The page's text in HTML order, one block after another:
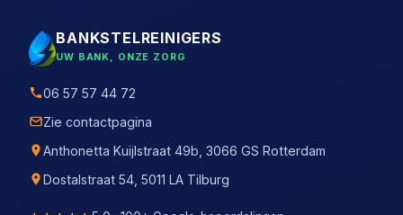
BANKSTELREINIGERS
UW BANK, ONZE ZORG
06 57 57 44 72
Zie contactpagina
Anthonetta Kuijlstraat 49b, 3066 GS Rotterdam
Dostalstraat 54, 5011 LA Tilburg